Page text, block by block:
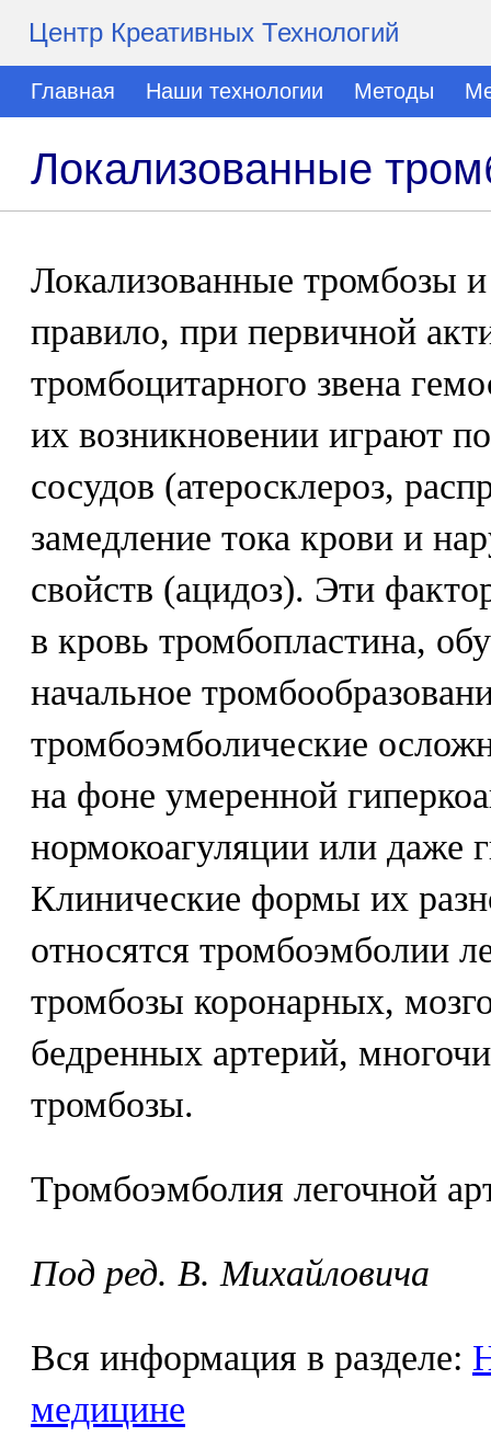
Центр Креативных Технологий
Главная Наши технологии Методы
Локализованные
Локализованные тромбозы
правило, при первичной
тромбоцитарного звена
их возникновении играют
сосудов (атеросклероз,
замедление тока крови и
свойств (ацидоз). Эти
в кровь тромбопластина,
начальное
тромбоэмболические
на фоне умеренной
нормокоагуляции или даже
Клинические формы их
относятся тромбоэмболии
тромбозы коронарных,
бедренных артерий,
тромбозы.
Тромбоэмболия легочной
Под ред. В. Михайловича
Вся информация в разделе:
медицине